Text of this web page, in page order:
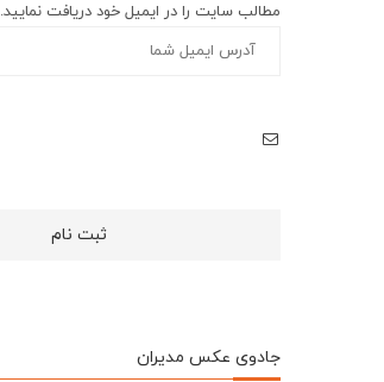
مطالب سایت را در ایمیل خود دریافت نمایید.
جادوی عکس مدیران